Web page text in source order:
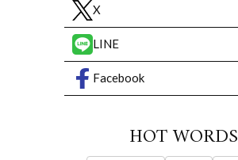
X
LINE
Facebook
HOT WORDS